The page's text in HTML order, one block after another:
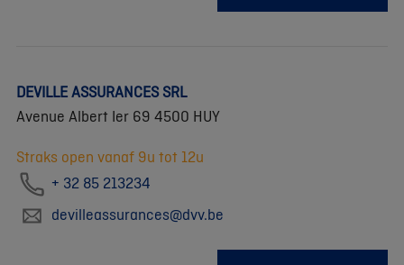
DEVILLE ASSURANCES SRL
Avenue Albert Ier 69 4500 HUY
Straks open vanaf 9u tot 12u
+ 32 85 213234
devilleassurances@dvv.be